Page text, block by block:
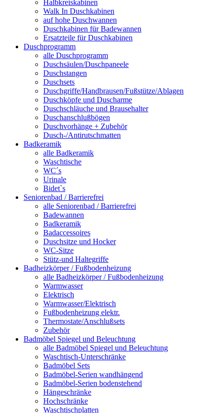
Halbkreiskabinen
Walk In Duschkabinen
auf hohe Duschwannen
Duschkabinen für Badewannen
Ersatzteile für Duschkabinen
Duschprogramm
alle Duschprogramm
Duschsäulen/Duschpaneele
Duschstangen
Duschsets
Duschgriffe/Handbrausen/Fußstütze/Ablagen
Duschköpfe und Duscharme
Duschschläuche und Brausehalter
Duschanschlußbögen
Duschvorhänge + Zubehör
Dusch-/Antirutschmatten
Badkeramik
alle Badkeramik
Waschtische
WC´s
Urinale
Bidet`s
Seniorenbad / Barrierefrei
alle Seniorenbad / Barrierefrei
Badewannen
Badkeramik
Badaccessoires
Duschsitze und Hocker
WC-Sitze
Stütz-und Haltegriffe
Badheizkörper / Fußbodenheizung
alle Badheizkörper / Fußbodenheizung
Warmwasser
Elektrisch
Warmwasser/Elektrisch
Fußbodenheizung elektr.
Thermostate/Anschlußsets
Zubehör
Badmöbel Spiegel und Beleuchtung
alle Badmöbel Spiegel und Beleuchtung
Waschtisch-Unterschränke
Badmöbel Sets
Badmöbel-Serien wandhängend
Badmöbel-Serien bodenstehend
Hängeschränke
Hochschränke
Waschtischplatten